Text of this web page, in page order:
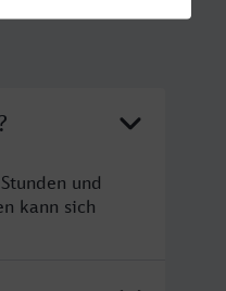
und
kann sich